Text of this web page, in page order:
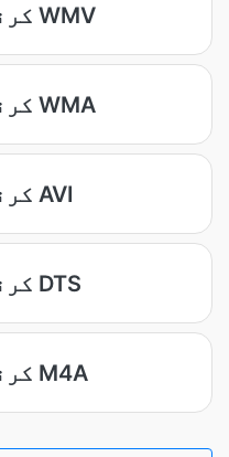
MP3 کرنے کے لئے WMV
MP3 کرنے کے لئے WMA
MP3 کرنے کے لئے AVI
MP3 کرنے کے لئے DTS
MP3 کرنے کے لئے M4A